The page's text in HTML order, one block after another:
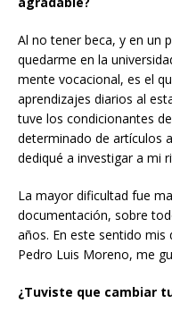
Al no tener beca, y en un
quedarme en la
mente vocacional, es el
aprendizajes diarios al
tuve los condicionantes
determinado de artículos
dediqué a investigar a mi
La mayor dificultad fue
documentación, sobre
años. En este sentido
Pedro Luis Moreno, me
¿Tuviste que cambiar